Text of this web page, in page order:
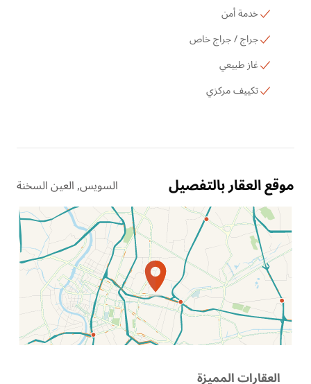
خدمة أمن
جراج / جراج خاص
غاز طبيعي
تكييف مركزي
موقع العقار بالتفصيل السويس, العين السخنة
الموقع عل الخريطة
العقارات المميزة